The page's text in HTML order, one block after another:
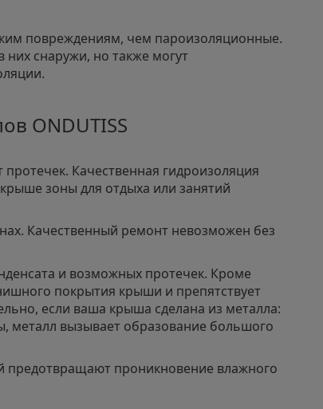
повреждениям, чем пароизоляционные.
снаружи, но также могут
ONDUTISS
Качественная гидроизоляция
зоны для отдыха или занятий
Качественный ремонт невозможен без
и возможных протечек. Кроме
покрытия крыши и препятствует
если ваша крыша сделана из металла:
металл вызывает образование большого
предотвращают проникновение влажного